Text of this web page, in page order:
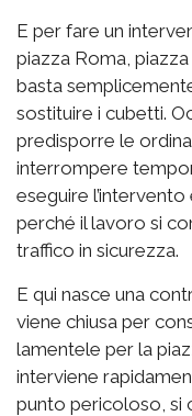
E per fare un
piazza Roma,
basta
sostituire i cubetti.
predisporre le
interrompere
eseguire
perché il lavoro si
traffico in sicurezza.
E qui nasce una
viene chiusa per
lamentele per la
interviene
punto pericoloso, si